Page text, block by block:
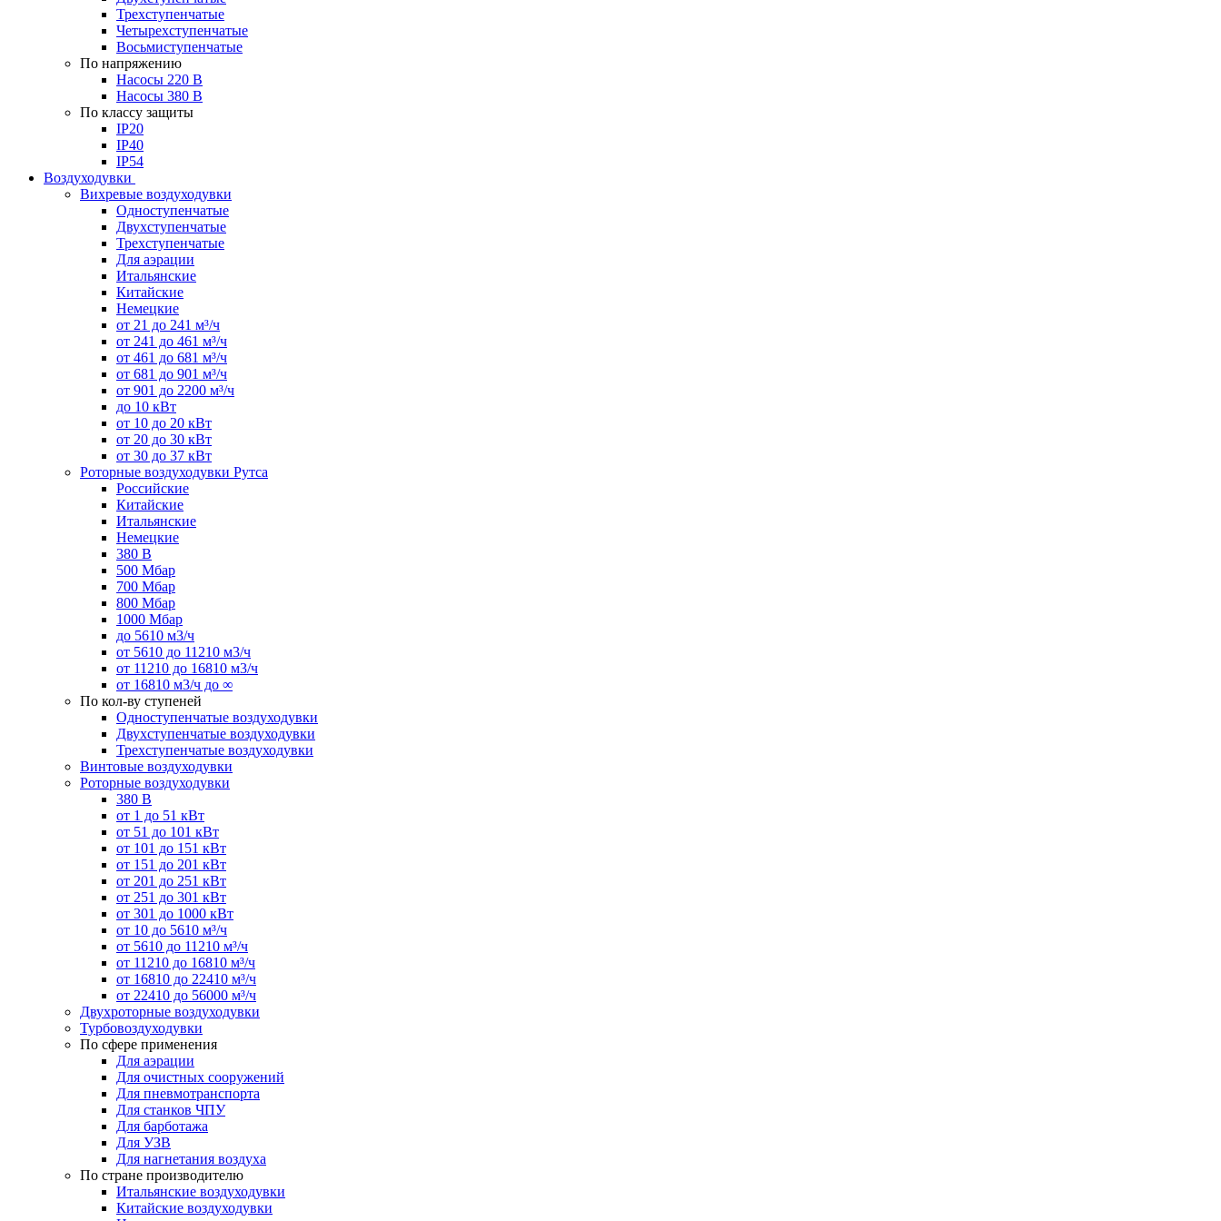
Трехступенчатые
Четырехступенчатые
Восьмиступенчатые
По напряжению
Насосы 220 В
Насосы 380 В
По классу защиты
IP20
IP40
IP54
Воздуходувки
Вихревые воздуходувки
Одноступенчатые
Двухступенчатые
Трехступенчатые
Для аэрации
Итальянские
Китайские
Немецкие
от 21 до 241 м³/ч
от 241 до 461 м³/ч
от 461 до 681 м³/ч
от 681 до 901 м³/ч
от 901 до 2200 м³/ч
до 10 кВт
от 10 до 20 кВт
от 20 до 30 кВт
от 30 до 37 кВт
Роторные воздуходувки Рутса
Российские
Китайские
Итальянские
Немецкие
380 В
500 Мбар
700 Мбар
800 Мбар
1000 Мбар
до 5610 м3/ч
от 5610 до 11210 м3/ч
от 11210 до 16810 м3/ч
от 16810 м3/ч до ∞
По кол-ву ступеней
Одноступенчатые воздуходувки
Двухступенчатые воздуходувки
Трехступенчатые воздуходувки
Винтовые воздуходувки
Роторные воздуходувки
380 В
от 1 до 51 кВт
от 51 до 101 кВт
от 101 до 151 кВт
от 151 до 201 кВт
от 201 до 251 кВт
от 251 до 301 кВт
от 301 до 1000 кВт
от 10 до 5610 м³/ч
от 5610 до 11210 м³/ч
от 11210 до 16810 м³/ч
от 16810 до 22410 м³/ч
от 22410 до 56000 м³/ч
Двухроторные воздуходувки
Турбовоздуходувки
По сфере применения
Для аэрации
Для очистных сооружений
Для пневмотранспорта
Для станков ЧПУ
Для барботажа
Для УЗВ
Для нагнетания воздуха
По стране производителю
Итальянские воздуходувки
Китайские воздуходувки